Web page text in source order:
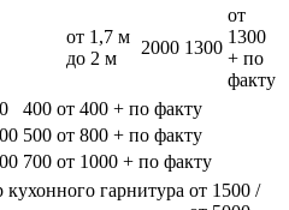
от 1,7 м
до 2 м
2000 1300
от
1300
+ по
факту
400 от 400 + по факту
500 от 800 + по факту
700 от 1000 + по факту
кухонного гарнитура от 1500 /